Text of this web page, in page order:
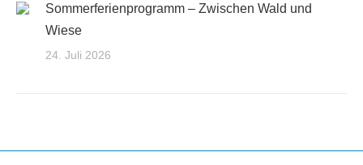
Sommerferienprogramm – Zwischen Wald und
Wiese
24. Juli 2026